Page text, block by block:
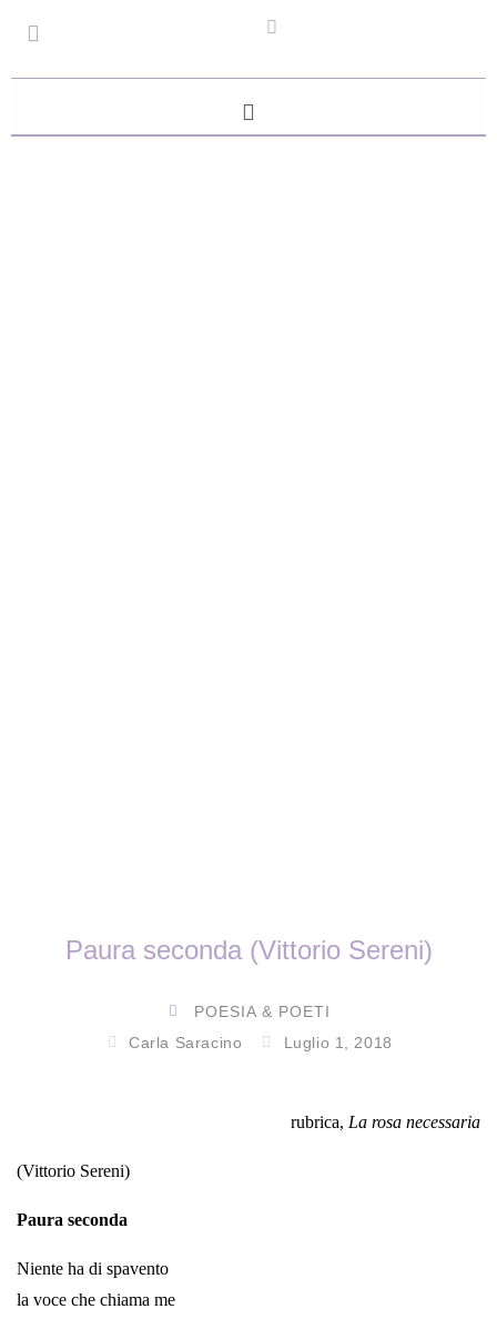
Paura seconda (Vittorio Sereni)
POESIA & POETI
Carla Saracino
Luglio 1, 2018
rubrica, La rosa necessaria
(Vittorio Sereni)
Paura seconda
Niente ha di spavento
la voce che chiama me